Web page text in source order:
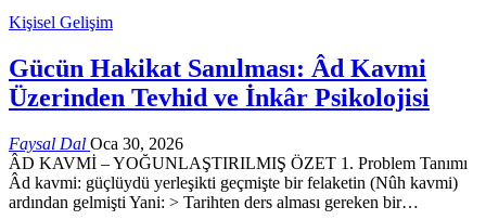
Kişisel Gelişim
Gücün Hakikat Sanılması: Âd Kavmi
Üzerinden Tevhid ve İnkâr Psikolojisi
Faysal Dal Oca 30, 2026
ÂD KAVMİ – YOĞUNLAŞTIRILMIŞ ÖZET 1. Problem Tanımı
Âd kavmi: güçlüydü yerleşikti geçmişte bir felaketin (Nûh kavmi)
ardından gelmişti Yani: > Tarihten ders alması gereken bir…